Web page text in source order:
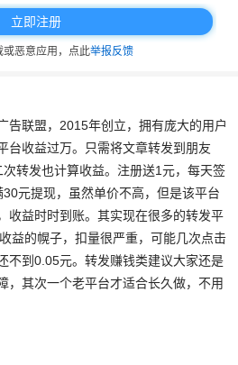
立即注册
或恶意应用，点此举报反馈
告联盟，2015年创立，拥有庞大的用户
台收益过万。只需将文章转发到朋友
转发也计算收益。注册送1元，每天签
元提现，虽然单价不高，但是该平台
收益时时到账。其实现在很多的转发平
益的幌子，扣量很严重，可能几次点击
不到0.05元。转发赚钱类建议大家还是
，其次一个老平台才适合长久做，不用